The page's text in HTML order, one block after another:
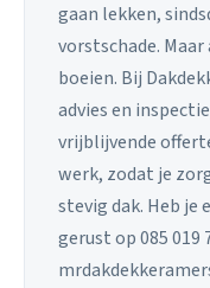
gaan lekken,
vorstschade.
boeien. Bij
advies en
vrijblijvende
werk, zodat je
stevig dak. Heb je
gerust op 085 019